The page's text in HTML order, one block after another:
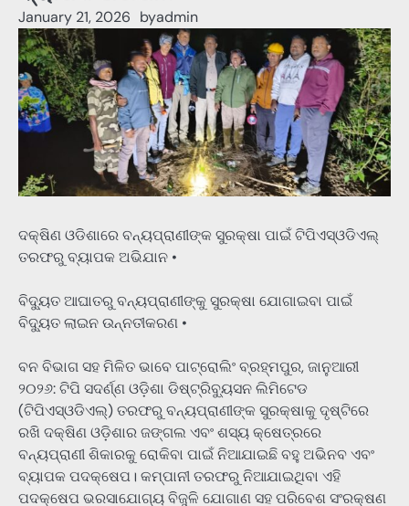
January 21, 2026 byadmin
ଦକ୍ଷିଣ ଓଡିଶାରେ ବନ୍ୟପ୍ରାଣୀଙ୍କ ସୁରକ୍ଷା ପାଇଁ ଟିପିଏସ୍ଓଡିଏଲ୍
ତରଫରୁ ବ୍ୟାପକ ଅଭିଯାନ •
ବିଦ୍ୟୁତ ଆଘାତରୁ ବନ୍ୟପ୍ରାଣୀଙ୍କୁ ସୁରକ୍ଷା ଯୋଗାଇବା ପାଇଁ
ବିଦ୍ୟୁତ ଲାଇନ ଉନ୍ନତୀକରଣ •
ବନ ବିଭାଗ ସହ ମିଳିତ ଭାବେ ପାଟ୍ରୋଲିଂ ବ୍ରହ୍ମପୁର, ଜାନୁଆରୀ
୨୦୨୬: ଟିପି ସଦର୍ଣ୍ଣ ଓଡ଼ିଶା ଡିଷ୍ଟ୍ରିବ୍ୟୁସନ ଲିମିଟେଡ
(ଟିପିଏସ୍ଓଡିଏଲ୍) ତରଫରୁ ବନ୍ୟପ୍ରାଣୀଙ୍କ ସୁରକ୍ଷାକୁ ଦୃଷ୍ଟିରେ
ରଖି ଦକ୍ଷିଣ ଓଡ଼ିଶାର ଜଙ୍ଗଲ ଏବଂ ଶସ୍ୟ କ୍ଷେତ୍ରରେ
ବନ୍ୟପ୍ରାଣୀ ଶିକାରକୁ ରୋକିବା ପାଇଁ ନିଆଯାଇଛି ବହୁ ଅଭିନବ ଏବଂ
ବ୍ୟାପକ ପଦକ୍ଷେପ। କମ୍ପାନୀ ତରଫରୁ ନିଆଯାଇଥିବା ଏହି
ପଦକ୍ଷେପ ଭରସାଯୋଗ୍ୟ ବିଜୁଳି ଯୋଗାଣ ସହ ପରିବେଶ ସଂରକ୍ଷଣ